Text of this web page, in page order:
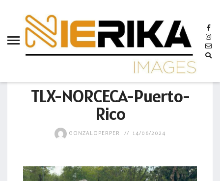
TLX-NORCECA-Puerto-
Rico
GONZALOPERPER 14/06/2024
aamtlax
abanderamiento
acervo